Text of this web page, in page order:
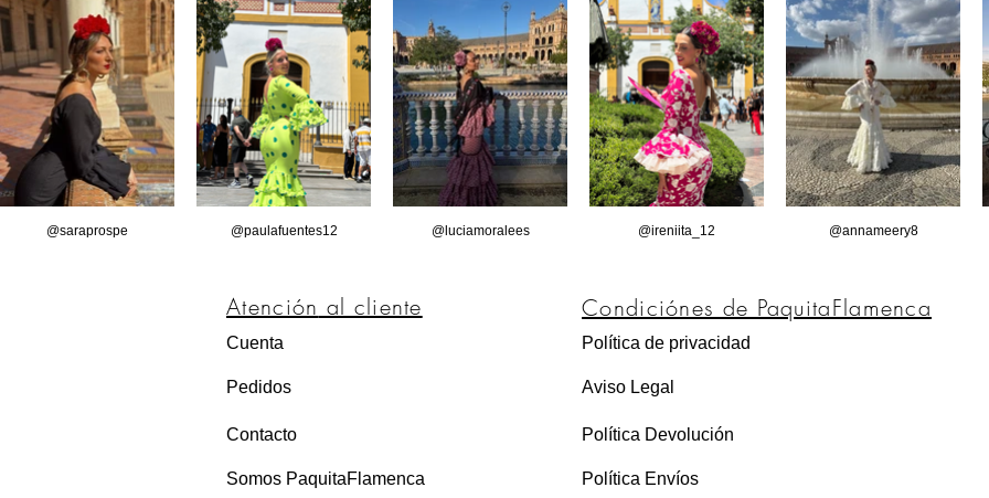
@saraprospe @paulafuentes12 @luciamoralees @ireniita_12 @annameery8
Atención al cliente
Cuenta
Pedidos
Contacto
Somos PaquitaFlamenca
Condiciónes de PaquitaFlamenca
Política de privacidad
Aviso Legal
Política Devolución
Política Envíos